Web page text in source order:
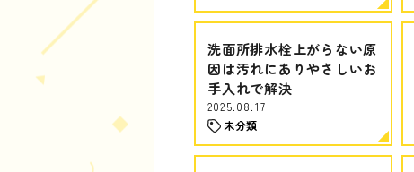
洗面所排水栓上がらない原
因は汚れにありやさしいお
手入れで解決
2025.08.17
未分類